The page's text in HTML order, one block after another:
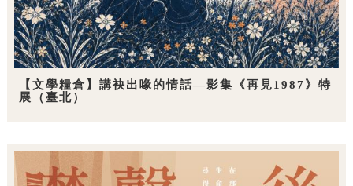
【文學糧倉】講袂出喙的情話—影集《再見1987》特
展（臺北）